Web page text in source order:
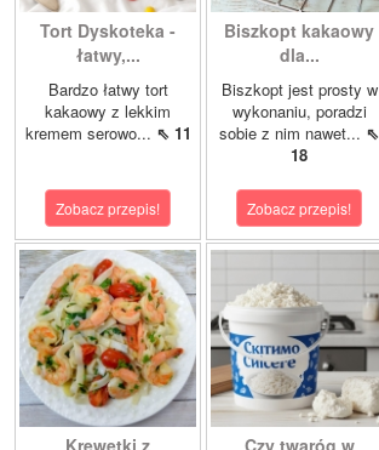
Tort Dyskoteka -
łatwy,...
Bardzo łatwy tort
kakaowy z lekkim
kremem serowo... ⇖ 11
Zobacz przepis!
Biszkopt kakaowy
dla...
Biszkopt jest prosty w
wykonaniu, poradzi
sobie z nim nawet... ⇖
18
Zobacz przepis!